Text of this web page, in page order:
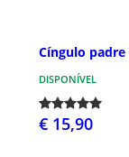
Cíngulo
DISPONÍVEL
€ 15,90